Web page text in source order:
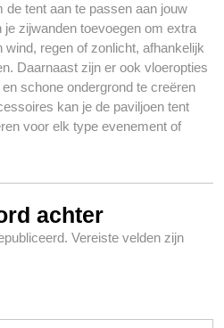
tent aan te passen aan jouw
zijwanden toevoegen om extra
regen of zonlicht, afhankelijk
Daarnaast zijn er ook vloeropties
schone ondergrond te creëren
kan je de paviljoen tent
voor elk type evenement of
achter
Vereiste velden zijn